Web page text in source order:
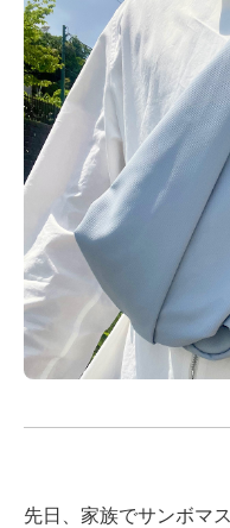
先日、家族でサンボマ